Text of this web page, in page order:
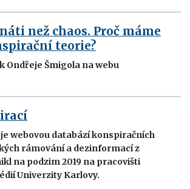
než chaos. Proč máme
teorie?
Ondřeje Šmigola na webu
webovou databází konspiračních
rámování a dezinformací z
na podzim 2019 na pracovišti
Univerzity Karlovy.